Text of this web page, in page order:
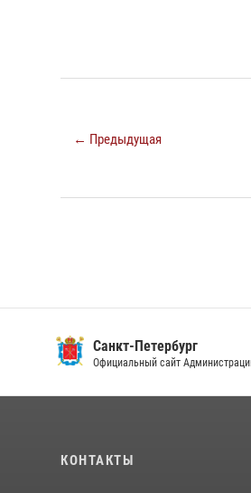
← Предыдущая
Санкт-Петербург
Официальный сайт
КОНТАКТЫ